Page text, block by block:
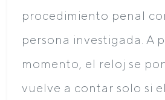
procedimiento penal
persona investigada. A
momento, el reloj se
vuelve a contar solo si el